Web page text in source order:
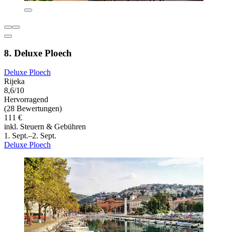
8. Deluxe Ploech
Deluxe Ploech
Rijeka
8,6/10
Hervorragend
(28 Bewertungen)
111 €
inkl. Steuern & Gebühren
1. Sept.–2. Sept.
Deluxe Ploech